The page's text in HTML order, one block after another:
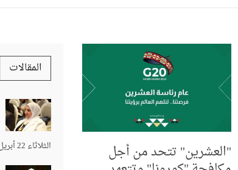
"العشرين" تتحد من أجل
المقالات
الثلاثاء 22 أبريل 2025